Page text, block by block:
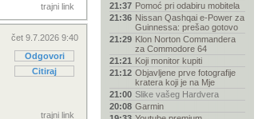
trajni link
čet 9.7.2026 9:40
Odgovori
Citiraj
trajni link
21:37 Pomoć pri odabiru mobitela
21:36 Nissan Qashqai e-Power za
Guinnessa: prešao gotovo
21:29 Klon Norton Commandera
za Commodore 64
21:21 Koji monitor kupiti
21:12 Objavljene prve fotografije
kratera koji je na Mje
21:00 Slike vašeg Hardvera
20:08 Garmin